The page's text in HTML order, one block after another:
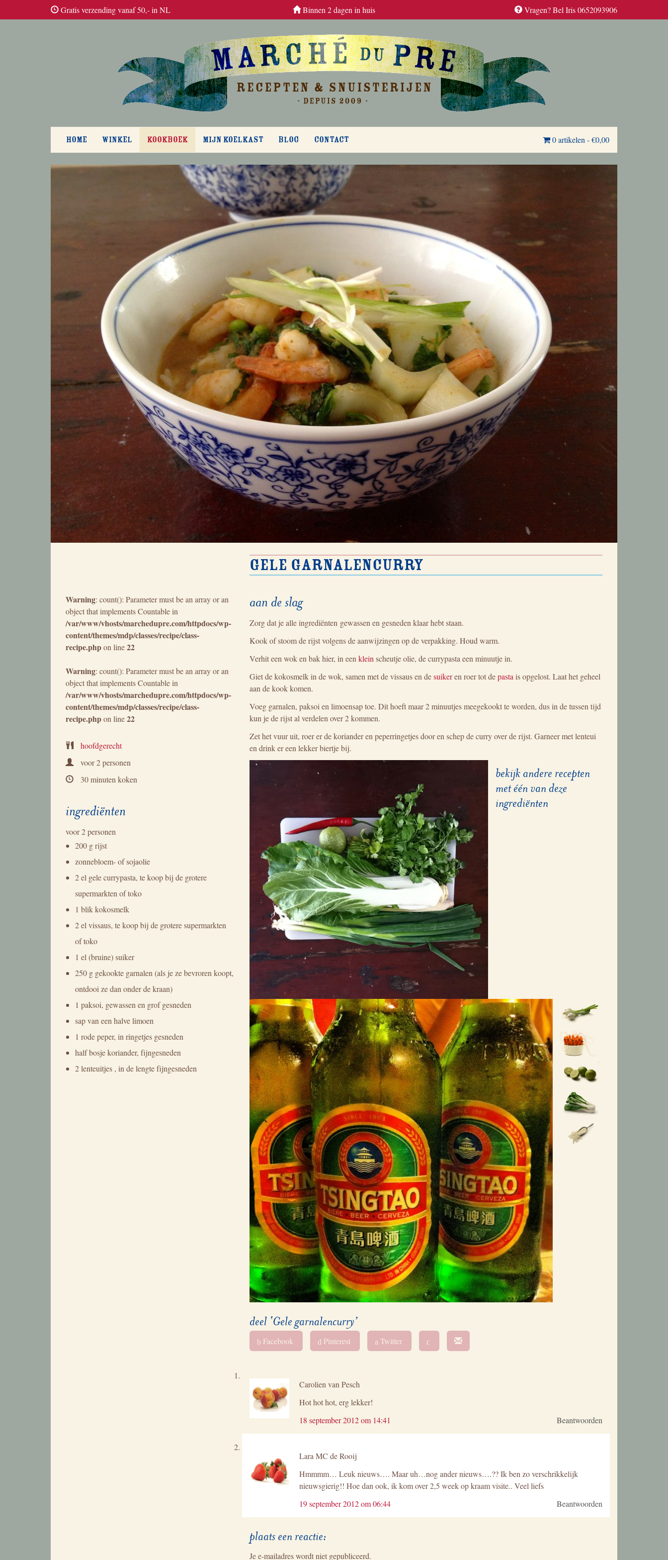
Gratis verzending vanaf 50,- in NL Binnen 2 dagen in huis Vragen? Bel Iris 0652093906
HOME WINKEL KOOKBOEK MIJN KOELKAST BLOG CONTACT 0 artikelen -€0,00
Gele garnalencurry
Warning: count(): Parameter must be an array or an
object that implements Countable in
/var/www/vhosts/marchedupre.com/httpdocs/wp-
content/themes/mdp/classes/recipe/class-
recipe.phpon line22
Warning: count(): Parameter must be an array or an
object that implements Countable in
/var/www/vhosts/marchedupre.com/httpdocs/wp-
content/themes/mdp/classes/recipe/class-
recipe.phpon line22
hoofdgerecht
voor2 personen
30 minuten koken
ingrediënten
voor2 personen
200 g rijst
zonnebloem- of sojaolie
2 el gele currypasta, te koop bij de grotere
supermarkten of toko
1 blik kokosmelk
2 el vissaus, te koop bij de grotere supermarkten
of toko
1 el (bruine) suiker
250 g gekookte garnalen (als je ze bevroren koopt,
ontdooi ze dan onder de kraan)
1 paksoi, gewassen en grof gesneden
sap van een halve limoen
1 rode peper, in ringetjes gesneden
half bosje koriander, fijngesneden
2 lenteuitjes , in de lengte fijngesneden
aan de slag
Zorg dat je alle ingrediënten gewassen en gesneden klaar hebt staan.
Kook of stoom de rijst volgens de aanwijzingen op de verpakking. Houd warm.
Verhit een wok en bak hier, in een klein scheutje olie, de currypasta een minuutje in.
Giet de kokosmelk in de wok, samen met de vissaus en desuikeren roer tot depasta is opgelost. Laat het geheel
aan de kook komen.
Voeg garnalen, paksoi en limoensap toe. Dit hoeft maar 2 minuutjes meegekookt te worden, dus in de tussen tijd
kun je de rijst al verdelen over 2 kommen.
Zet het vuur uit, roer er de koriander en peperringetjes door en schep de curry over de rijst. Garneer met lenteui
en drink er een lekker biertje bij.
bekijk andere recepten
met één van deze
ingrediënten
deel ‘Gele garnalencurry’
b Facebook d Pinterest a Twitter c
Carolien van Pesch
Hot hot hot, erg lekker!
Beantwoorden
18 september 2012 om 14:41
Lara MC de Rooij
Hmmmm… Leuk nieuws…. Maar uh…nog ander nieuws….?? Ik ben zo verschrikkelijk
nieuwsgierig!! Hoe dan ook, ik kom over 2,5 week op kraam visite.. Veel liefs
Beantwoorden
19 september 2012 om 06:44
plaats een reactie:
Je e-mailadres wordt niet gepubliceerd.